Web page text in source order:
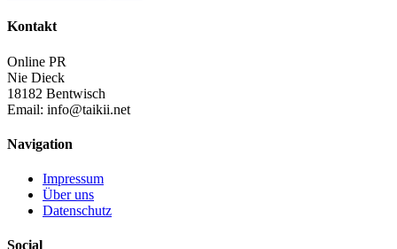
Kontakt
Online PR
Nie Dieck
18182 Bentwisch
Email: info@taikii.net
Navigation
Impressum
Über uns
Datenschutz
Social